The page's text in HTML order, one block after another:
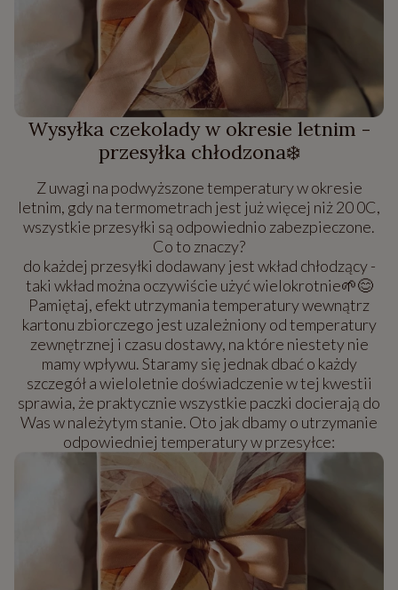
Wysyłka czekolady w okresie letnim -
przesyłka chłodzona❄️
Z uwagi na podwyższone temperatury w okresie
letnim, gdy na termometrach jest już więcej niż 20 0C,
wszystkie przesyłki są odpowiednio zabezpieczone.
Co to znaczy?
do każdej przesyłki dodawany jest wkład chłodzący -
taki wkład można oczywiście użyć wielokrotnie🌱😊
Pamiętaj, efekt utrzymania temperatury wewnątrz
kartonu zbiorczego jest uzależniony od temperatury
zewnętrznej i czasu dostawy, na które niestety nie
mamy wpływu. Staramy się jednak dbać o każdy
szczegół a wieloletnie doświadczenie w tej kwestii
sprawia, że praktycznie wszystkie paczki docierają do
Was w należytym stanie. Oto jak dbamy o utrzymanie
odpowiedniej temperatury w przesyłce: